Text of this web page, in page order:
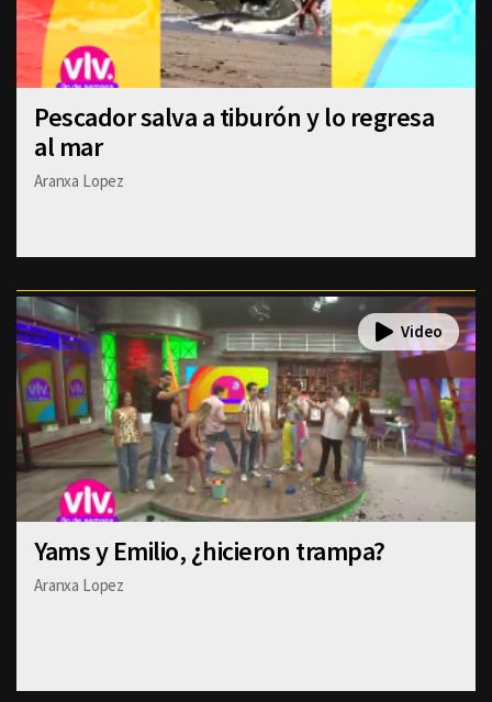
Pescador salva a tiburón y lo regresa
al mar
Aranxa Lopez
Yams y Emilio, ¿hicieron trampa?
Aranxa Lopez